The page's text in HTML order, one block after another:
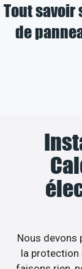
Tout savoir
de
Nous devons
la protection